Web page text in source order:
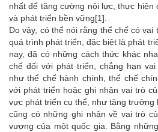
nhất để tăng cường nội lực, thực hiện
và phát triển bền vững[1]
Do vậy, có thể nói rằng thể chế có
quá trình phát triển, đặc biệt là phát
nay, đã có những cách thức khác
chế đối với phát triển, chẳng hạn
như thể chế hành chính, thể chế
với phát triển hoặc ghi nhận vai trò
vực phát triển cụ thể, như tăng
cũng có những ghi nhận về vai trò
vượng của một quốc gia. Bằng